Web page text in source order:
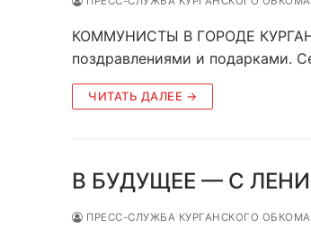
КОММУНИСТЫ В ГОРОДЕ
поздравлениями и подарками.
ЧИТАТЬ ДАЛЕЕ →
В БУДУЩЕЕ — С
ПРЕСС-СЛУЖБА КУРГАНСКОГО